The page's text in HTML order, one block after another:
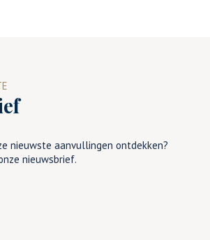
nieuwste aanvullingen ontdekken?
nieuwsbrief.